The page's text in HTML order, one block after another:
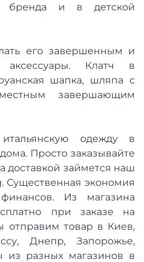
бренда и в детской
его завершенным и
аксессуары. Клатч в
шапка, шляпа с
завершающим
одежду в
Просто заказывайте
доставкой займется наш
Существенная экономия
Из магазина
при заказе на
товар в Киев,
Днепр, Запорожье,
из разных магазинов в